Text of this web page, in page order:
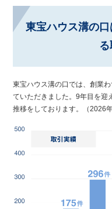
東宝ハウス溝の
る
東宝ハウス溝の口では、創業
ていただきました。9年目を迎
推移をしております。（2026